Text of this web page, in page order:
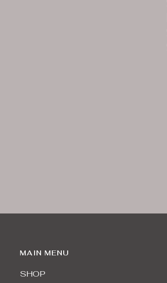
MAIN MENU
SHOP